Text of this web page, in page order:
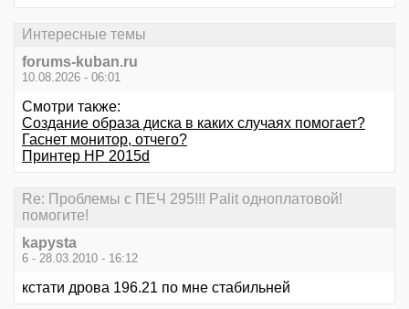
Интересные темы
forums-kuban.ru
10.08.2026 - 06:01
Смотри также:
Создание образа диска в каких случаях помогает?
Гаснет монитор, отчего?
Принтер HP 2015d
Re: Проблемы с ПЕЧ 295!!! Palit одноплатовой!
помогите!
kapysta
6 - 28.03.2010 - 16:12
кстати дрова 196.21 по мне стабильней